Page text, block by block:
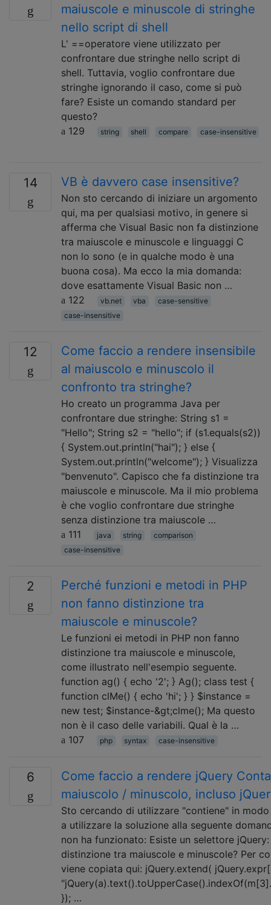
maiuscole e minuscole di stringhe
nello script di shell
L' ==operatore viene utilizzato per
confrontare due stringhe nello script di
shell. Tuttavia, voglio confrontare due
stringhe ignorando il caso, come si può
fare? Esiste un comando standard per
questo?
129
string shell compare case-insensitive
14 VB è davvero case insensitive?
Non sto cercando di iniziare un argomento
qui, ma per qualsiasi motivo, in genere si
afferma che Visual Basic non fa distinzione
tra maiuscole e minuscole e linguaggi C
non lo sono (e in qualche modo è una
buona cosa). Ma ecco la mia domanda:
dove esattamente Visual Basic non …
122
vb.net vba
case-sensitive
case-insensitive
12
Come faccio a rendere insensibile
al maiuscolo e minuscolo il
confronto tra stringhe?
Ho creato un programma Java per
confrontare due stringhe: String s1 =
"Hello"; String s2 = "hello"; if (s1.equals(s2))
{ System.out.println("hai"); } else {
System.out.println("welcome"); } Visualizza
"benvenuto". Capisco che fa distinzione tra
maiuscole e minuscole. Ma il mio problema
è che voglio confrontare due stringhe
senza distinzione tra maiuscole …
111
java string
comparison
case-insensitive
2
Perché funzioni e metodi in PHP
non fanno distinzione tra
maiuscole e minuscole?
Le funzioni ei metodi in PHP non fanno
distinzione tra maiuscole e minuscole,
come illustrato nell'esempio seguente.
function ag() { echo '2'; } Ag(); class test {
function clMe() { echo 'hi'; } } $instance =
new test; $instance-&gt;clme(); Ma questo
non è il caso delle variabili. Qual è la …
107
php syntax case-insensitive
6
Come faccio a rendere jQuery
maiuscolo / minuscolo, incluso
Sto cercando di utilizzare "contiene" in
a utilizzare la soluzione alla seguente
non ha funzionato: Esiste un selettore
distinzione tra maiuscole e minuscole? Per
viene copiata qui: jQuery.extend(
}); …